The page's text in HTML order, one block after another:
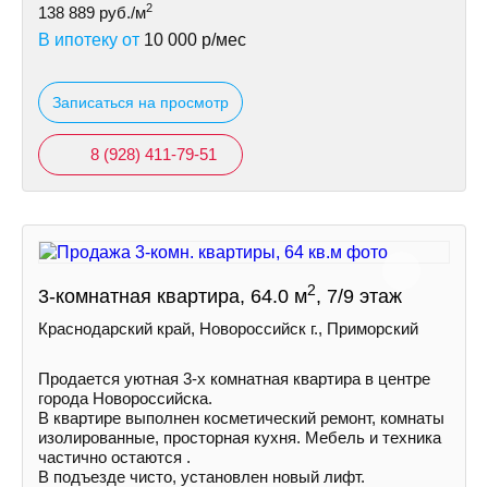
138 889 руб./м2
В ипотеку от 10 000 р/мес
Записаться на просмотр
8 (928) 411-79-51
3-комнатная квартира, 64.0 м2, 7/9 этаж
Краснодарский край, Новороссийск г., Приморский
Пpoдается уютная 3-х комнатная квартира в центре
города Новороссийска.
В квартире выполнен косметический ремонт, комнаты
изолированные, просторная кухня. Мебель и техника
частично остаются .
В подъезде чисто, установлен новый лифт.